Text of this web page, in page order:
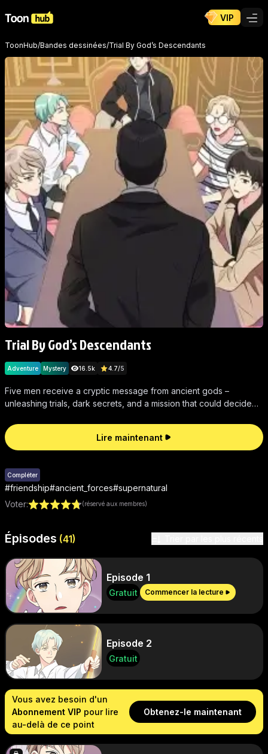
VIP
ToonHub/Bandes dessinées/Trial By God’s Descendants
Trial By God’s Descendants
Adventure Mystery 16.5k 4.7/5
Five men receive a cryptic message from ancient gods –
unleashing trials, dark secrets, and a mission that could decide
Lire maintenant
Compléter
#friendship#ancient_forces#supernatural
Voter: (réservé aux membres)
Épisodes (41)
Episode 1
Commencer la lecture
Gratuit
Episode 2
Gratuit
Vous avez besoin d'un
Abonnement VIP pour lire
au-delà de ce point
Obtenez-le maintenant